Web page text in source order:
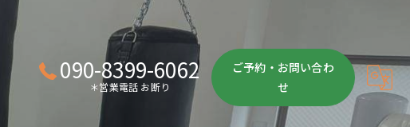
090-8399-6062
＊営業電話 お断り
ご予約・お問い合わ
せ